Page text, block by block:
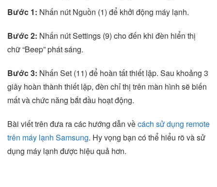
Bước 1: Nhấn nút Nguồn (1) để khởi động máy lạnh.
Bước 2: Nhấn nút Settings (9) cho đến khi đèn hiển thị
chữ “Beep” phát sáng.
Bước 3: Nhấn Set (11) để hoàn tất thiết lập. Sau khoảng 3
giây hoàn thành thiết lập, đèn chỉ thị trên màn hình sẽ biến
mất và chức năng bắt đầu hoạt động.
Bài viết trên đưa ra các hướng dẫn vềcách sử dụng remote
trên máy lạnh Samsung. Hy vọng bạn có thể hiểu rõ và sử
dụng máy lạnh được hiệu quả hơn.